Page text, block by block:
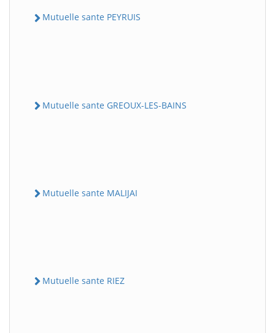
Mutuelle sante PEYRUIS
Mutuelle sante GREOUX-LES-BAINS
Mutuelle sante MALIJAI
Mutuelle sante RIEZ